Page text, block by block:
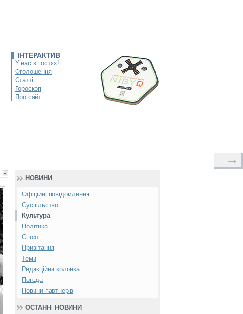
ІНТЕРАКТИВ
У нас в гостях!
Оголошення
Статті
Гороскоп
Про сайт
→
НОВИНИ
Офіційні повідомлення
Суспільство
Культура
Політика
Спорт
Привітання
Теми
Редакційна колонка
Погода
Новини партнерів
ОСТАННІ НОВИНИ